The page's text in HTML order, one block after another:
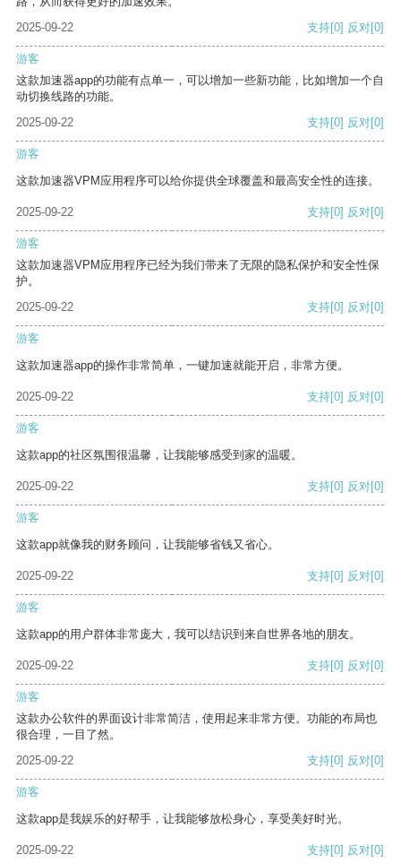
2025-09-22
支持[0] 反对[0]
游客
这款加速器app的功能有点单一，可以增加一些新功能，比如增加一个自
动切换线路的功能。
2025-09-22
支持[0] 反对[0]
游客
这款加速器VPM应用程序可以给你提供全球覆盖和最高安全性的连接。
2025-09-22 支持[0] 反对[0]
游客
这款加速器VPM应用程序已经为我们带来了无限的隐私保护和安全性保
护。
2025-09-22
支持[0] 反对[0]
游客
这款加速器app的操作非常简单，一键加速就能开启，非常方便。
2025-09-22 支持[0] 反对[0]
游客
这款app的社区氛围很温馨，让我能够感受到家的温暖。
2025-09-22 支持[0] 反对[0]
游客
这款app就像我的财务顾问，让我能够省钱又省心。
2025-09-22 支持[0] 反对[0]
游客
这款app的用户群体非常庞大，我可以结识到来自世界各地的朋友。
2025-09-22 支持[0] 反对[0]
游客
这款办公软件的界面设计非常简洁，使用起来非常方便。功能的布局也
很合理，一目了然。
2025-09-22
支持[0] 反对[0]
游客
这款app是我娱乐的好帮手，让我能够放松身心，享受美好时光。
2025-09-22 支持[0] 反对[0]